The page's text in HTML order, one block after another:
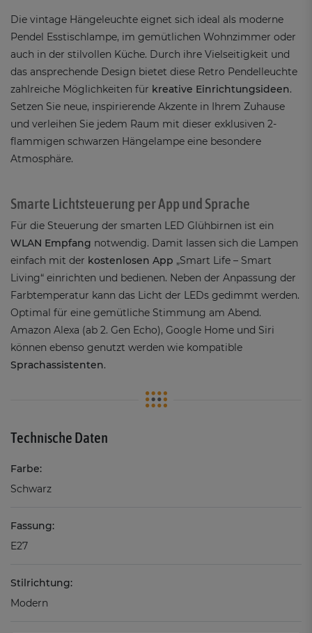
Die vintage Hängeleuchte eignet sich ideal als moderne
Pendel Esstischlampe, im gemütlichen Wohnzimmer oder
auch in der stilvollen Küche. Durch ihre Vielseitigkeit und
das ansprechende Design bietet diese Retro Pendelleuchte
zahlreiche Möglichkeiten für kreative Einrichtungsideen.
Setzen Sie neue, inspirierende Akzente in Ihrem Zuhause
und verleihen Sie jedem Raum mit dieser exklusiven 2-
flammigen schwarzen Hängelampe eine besondere
Atmosphäre.
Smarte Lichtsteuerung per App und Sprache
Für die Steuerung der smarten LED Glühbirnen ist ein
WLAN Empfang notwendig. Damit lassen sich die Lampen
einfach mit der kostenlosen App „Smart Life – Smart
Living“ einrichten und bedienen. Neben der Anpassung der
Farbtemperatur kann das Licht der LEDs gedimmt werden.
Optimal für eine gemütliche Stimmung am Abend.
Amazon Alexa (ab 2. Gen Echo), Google Home und Siri
können ebenso genutzt werden wie kompatible
Sprachassistenten.
Technische Daten
Farbe:
Schwarz
Fassung:
E27
Stilrichtung:
Modern